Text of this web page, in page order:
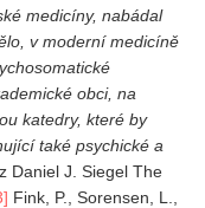
medicíny, nabádal
v moderní medicíně
obci, na
katedry, které by
také psychické a
Daniel J. Siegel The
Fink, P., Sorensen, L.,